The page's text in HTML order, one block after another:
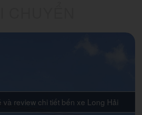
và review chi tiết bến xe Long Hải